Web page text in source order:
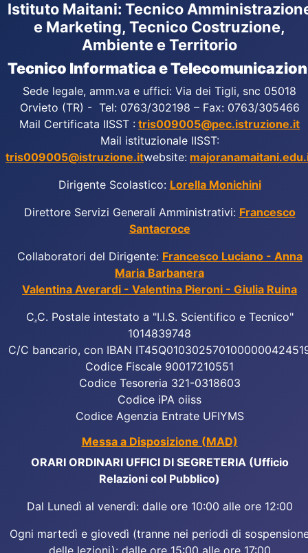
Istituto Maitani: Tecnico
e Marketing, Tecnico Costruzione,
Ambiente e Territorio
Tecnico Informatica e
Sede legale, amm.va e uffici: Via dei Tigli, snc 05018
Orvieto (TR) - Tel: 0763/302198 – Fax: 0763/305466
Mail Certificata IISST : tris009005@pec.istruzione.it
Mail istituzionale IISST:
tris009005@istruzione.itwebsite:
Dirigente Scolastico: Lorella Monichini
Direttore Servizi Generali Amministrativi: Francesco
Santacroce
Collaboratori del Dirigente: Francesco Luciano - Anna
Maria Barbanera
Valentina Averardi - Valentina Pieroni - Giulia Ruina
C.C. Postale intestato a "I.I.S. Scientifico e Tecnico"
1014839748
C/C bancario, con IBAN
Codice Fiscale 90017210551
Codice Tesoreria 321-0318603
Codice iPA oiiss
Codice Agenzia Entrate UFIYMS
Messa a Disposizione (MAD)
ORARI ORDINARI UFFICI DI SEGRETERIA (Ufficio
Relazioni col Pubblico)
Dal Lunedì al venerdì: dalle ore 10:00 alle ore 12:00
Ogni martedì e giovedì (tranne nei periodi di
delle lezioni): dalle ore 15:00 alle ore 17:00